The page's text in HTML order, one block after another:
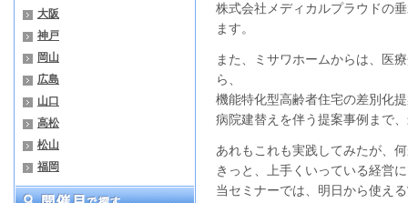
大阪
神戸
岡山
広島
山口
高松
松山
福岡
株式会社メディカルプラウドの
ます。
また、ミサワホームからは、医
ら、
機能特化型高齢者住宅の差別化
病院建替えを伴う提案事例まで
あれもこれも実践してみたが、
きっと、上手くいっている経営
当セミナーでは、明日から使え